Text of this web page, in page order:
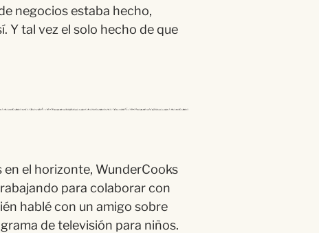
negocios estaba hecho,
í. Y tal vez el solo hecho de que
en el horizonte, WunderCooks
para colaborar con
én hablé con un amigo sobre
detelevisión para niños.